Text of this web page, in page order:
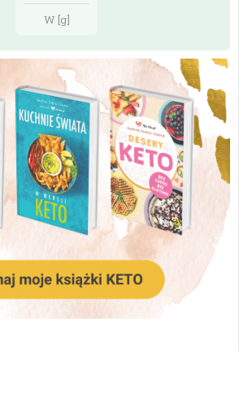
W [g]